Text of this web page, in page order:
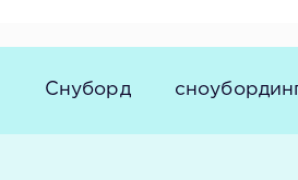
Снуборд